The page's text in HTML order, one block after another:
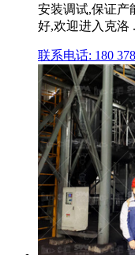
安装调试,保证产
好,欢迎进入克洛 .
联系电话: 180